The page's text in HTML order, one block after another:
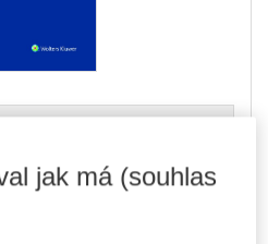
DMOC 839 Kč
ke stažení
jak má (souhlas